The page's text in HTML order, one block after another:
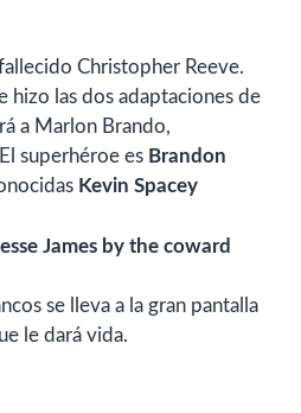
Christopher Reeve.
hizo las dos adaptaciones de
a Marlon Brando,
superhéroe es Brandon
Kevin Spacey
James by the coward
se lleva a la gran pantalla
le dará vida.